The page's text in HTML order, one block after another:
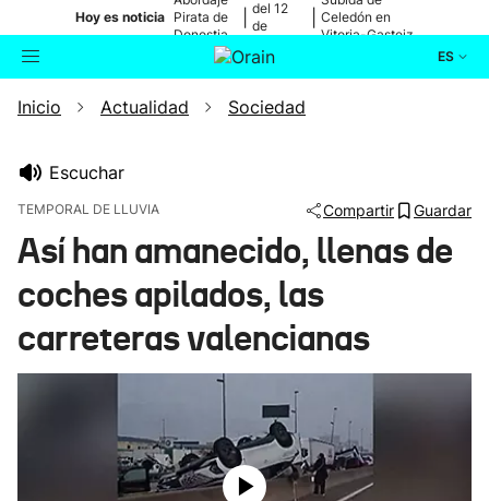
Hoy es noticia Pirata de
Donostia
del 12
de
Celedón en
Vitoria-Gasteiz
ES
Buscador Actualidad
Ikusmiran
Eguraldia
Inicio Actualidad Sociedad
Escuchar
TEMPORAL DE LLUVIA Compartir Guardar
Así han amanecido, llenas de
coches apilados, las
carreteras valencianas